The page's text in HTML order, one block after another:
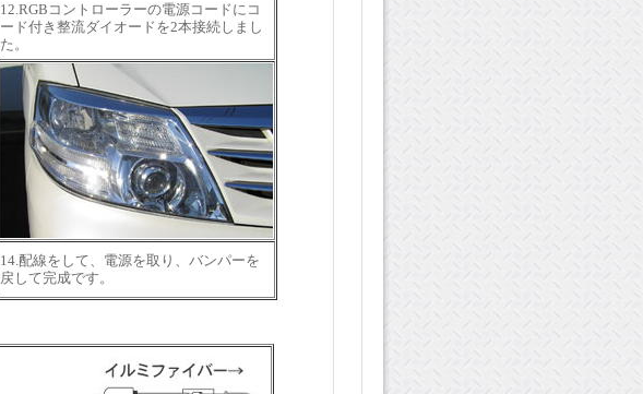
12.RGBコントローラーの電源コードにコ
ード付き整流ダイオードを2本接続しまし
た。
14.配線をして、電源を取り、バンパーを
戻して完成です。